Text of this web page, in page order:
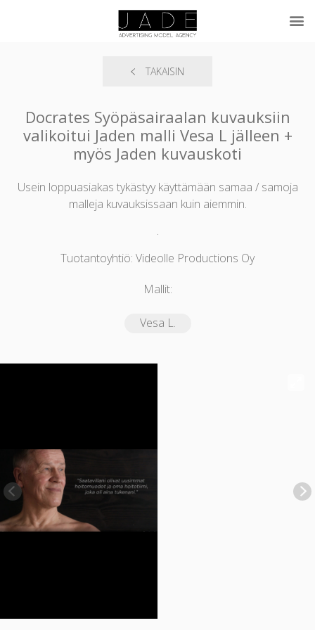
TAKAISIN
Docrates Syöpäsairaalan kuvauksiin
valikoitui Jaden malli Vesa L jälleen +
myös Jaden kuvauskoti
Usein loppuasiakas tykästyy käyttämään samaa / samoja
malleja kuvauksissaan kuin aiemmin.
.
Tuotantoyhtiö: Videolle Productions Oy
Mallit:
Vesa L.